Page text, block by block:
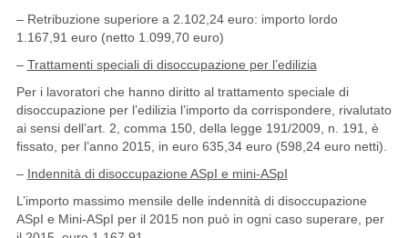
– Retribuzione superiore a 2.102,24 euro: importo lordo
1.167,91 euro (netto 1.099,70 euro)
– Trattamenti speciali di disoccupazione per l’edilizia
Per i lavoratori che hanno diritto al trattamento speciale di
disoccupazione per l’edilizia l’importo da corrispondere, rivalutato
ai sensi dell’art. 2, comma 150, della legge 191/2009, n. 191, è
fissato, per l’anno 2015, in euro 635,34 euro (598,24 euro netti).
– Indennità di disoccupazione ASpI e mini-ASpI
L’importo massimo mensile delle indennità di disoccupazione
ASpI e Mini-ASpI per il 2015 non può in ogni caso superare, per